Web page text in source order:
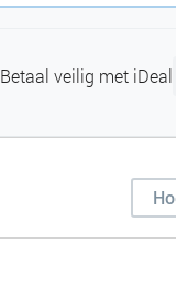
Betaal veilig met iDeal